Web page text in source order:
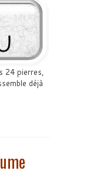
24 pierres,
déjà